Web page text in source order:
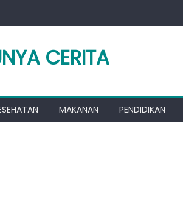
CERITA
MAKANAN PENDIDIKAN